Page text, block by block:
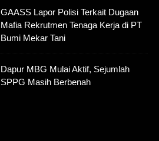
GAASS Lapor Polisi Terkait Dugaan
Mafia Rekrutmen Tenaga Kerja di PT
Bumi Mekar Tani
Dapur MBG Mulai Aktif, Sejumlah
SPPG Masih Berbenah